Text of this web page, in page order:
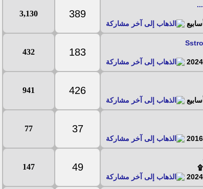
389
3,130
183
432
426
941
37
77
49
147